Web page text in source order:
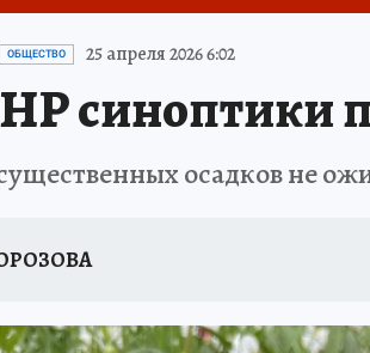
НОВОЕ
ИСПЫТАНО НА СЕБЕ
ОБЩЕСТВО 25 апреля 2026 6:02
синоптики
осадков не